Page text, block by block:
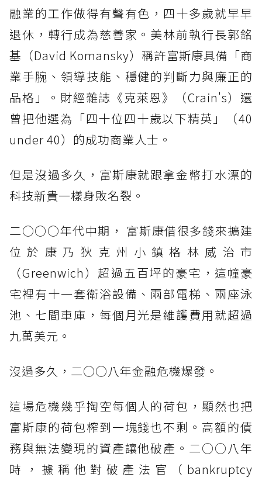
融業的工作做得有聲有色，四十多歲就早早
退休，轉行成為慈善家。美林前執行長郭銘
基（David Komansky）稱許富斯康具備「商
業手腕、領導技能、穩健的判斷力與廉正的
品格」。財經雜誌《克萊恩》（Crain's）還
曾把他選為「四十位四十歲以下精英」（40
under 40）的成功商業人士。
但是沒過多久，富斯康就跟拿金幣打水漂的
科技新貴一樣身敗名裂。
二○○○年代中期， 富斯康借很多錢來擴建
位於康乃狄克州小鎮格林威治市
（Greenwich）超過五百坪的豪宅，這幢豪
宅裡有十一套衛浴設備、兩部電梯、兩座泳
池、七間車庫，每個月光是維護費用就超過
九萬美元。
沒過多久，二○○八年金融危機爆發。
這場危機幾乎掏空每個人的荷包，顯然也把
富斯康的荷包榨到一塊錢也不剩。高額的債
務與無法變現的資產讓他破產。二○○八年
時，據稱他對破產法官（bankruptcy